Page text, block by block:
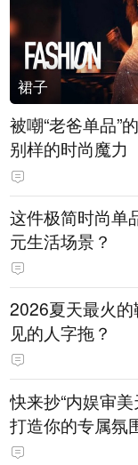
裙子
被嘲“老爸单品”
别样的时尚魔力
这件极简时尚单
元生活场景？
2026夏天最火
见的人字拖？
快来抄“内娱审美
打造你的专属氛